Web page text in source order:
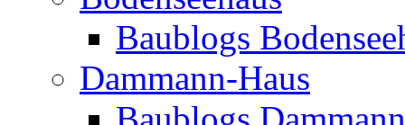
Baublogs
Dammann-Haus